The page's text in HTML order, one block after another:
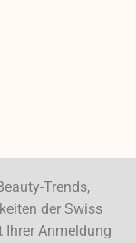
Trends,
der Swiss
Ihrer Anmeldung